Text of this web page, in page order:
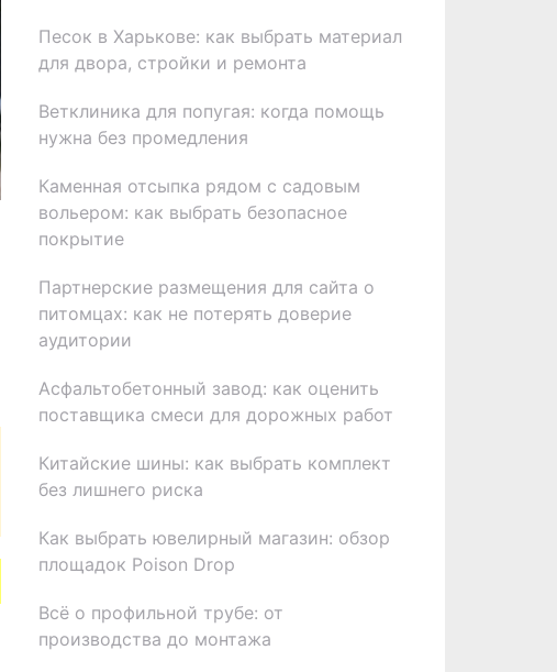
Песок в Харькове: как выбрать материал
для двора, стройки и ремонта
Ветклиника для попугая: когда помощь
нужна без промедления
Каменная отсыпка рядом с садовым
вольером: как выбрать безопасное
покрытие
Партнерские размещения для сайта о
питомцах: как не потерять доверие
аудитории
Асфальтобетонный завод: как оценить
поставщика смеси для дорожных работ
Китайские шины: как выбрать комплект
без лишнего риска
Как выбрать ювелирный магазин: обзор
площадок Poison Drop
Всё о профильной трубе: от
производства до монтажа